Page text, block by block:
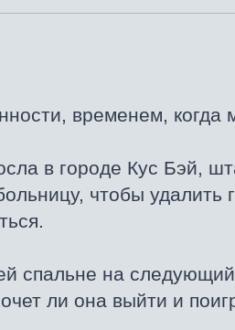
временем, когда
в городе Кус Бэй,
чтобы
спальне на
ли она выйти и